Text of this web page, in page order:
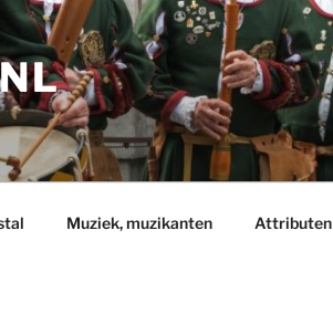
Muziek, muzikanten Attributen